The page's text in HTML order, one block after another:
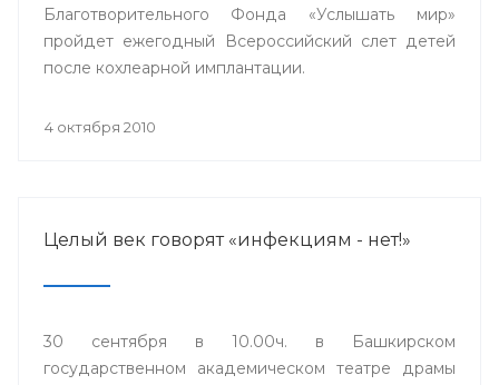
Благотворительного Фонда «Услышать мир»
пройдет ежегодный Всероссийский слет детей
после кохлеарной имплантации.
4 октября 2010
Целый век говорят «инфекциям - нет!»
30 сентября в 10.00ч. в Башкирском
государственном академическом театре драмы